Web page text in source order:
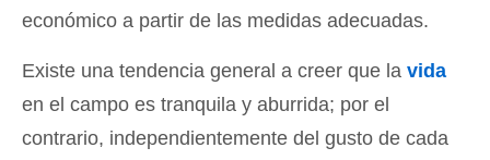
económico a partir de las medidas adecuadas.
Existe una tendencia general a creer que la vida
en el campo es tranquila y aburrida; por el
contrario, independientemente del gusto de cada